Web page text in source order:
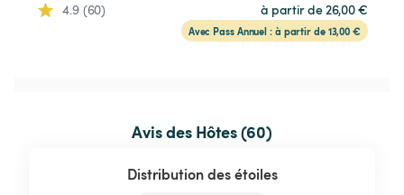
4.9 (60)
à partir de 26,00 €
Avec Pass Annuel : à partir de 13,00 €
Avis des Hôtes (60)
Distribution des étoiles